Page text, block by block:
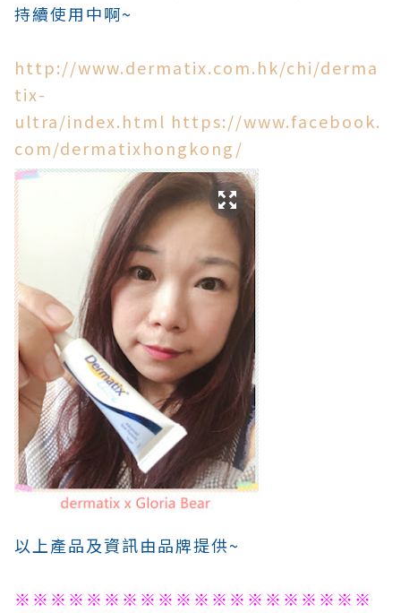
持續使用中啊~
http://www.dermatix.com.hk/chi/derma
tix-
ultra/index.html https://www.facebook.
com/dermatixhongkong/
以上產品及資訊由品牌提供~
※※※※※※※※※※※※※※※※※※※※